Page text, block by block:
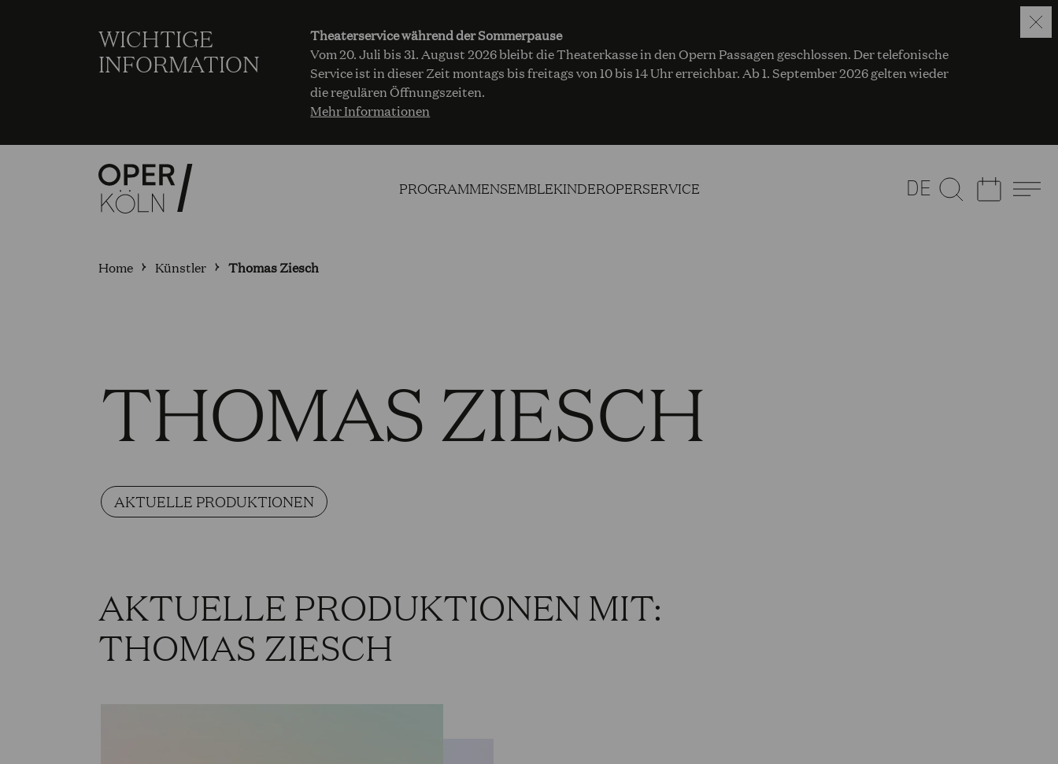
WICHTIGE
INFORMATION
Theaterservice während der Sommerpause
Vom 20. Juli bis 31. August 2026 bleibt die Theaterkasse in den Opern Passagen geschlossen. Der telefonische
Service ist in dieser Zeit montags bis freitags von 10 bis 14 Uhr erreichbar. Ab 1. September 2026 gelten wieder
die regulären Öffnungszeiten.
Mehr Informationen
PROGRAMMENSEMBLEKINDEROPERSERVICE DE
Home Künstler Thomas Ziesch
THOMAS ZIESCH
AKTUELLE PRODUKTIONEN
AKTUELLE PRODUKTIONEN MIT:
THOMAS ZIESCH